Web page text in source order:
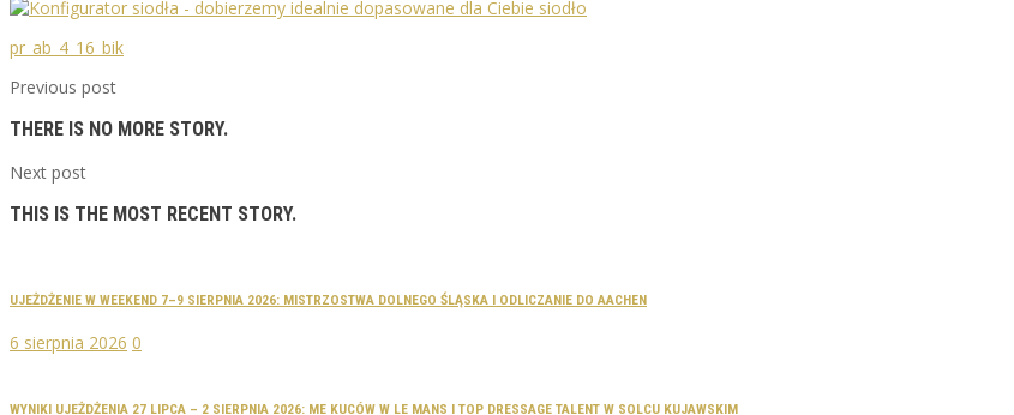
pr_ab_4_16_bik
Previous post
THERE IS NO MORE STORY.
Next post
THIS IS THE MOST RECENT STORY.
UJEŻDŻENIE W WEEKEND 7–9 SIERPNIA 2026: MISTRZOSTWA DOLNEGO ŚLĄSKA I ODLICZANIE DO AACHEN
6 sierpnia 2026 0
WYNIKI UJEŻDŻENIA 27 LIPCA – 2 SIERPNIA 2026: ME KUCÓW W LE MANS I TOP DRESSAGE TALENT W SOLCU KUJAWSKIM